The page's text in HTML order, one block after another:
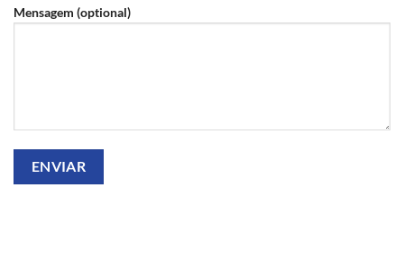
Mensagem (optional)